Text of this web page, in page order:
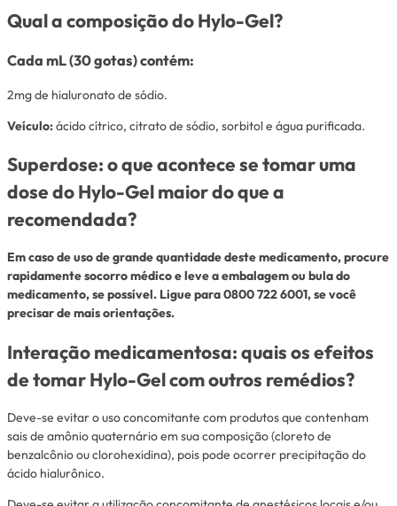
Qual a composição do Hylo-Gel?
Cada mL (30 gotas) contém:
2mg de hialuronato de sódio.
Veículo:ácido cítrico, citrato de sódio, sorbitol e água purificada.
Superdose: o que acontece se tomar uma
dose do Hylo-Gel maior do que a
recomendada?
Em caso de uso de grande quantidade deste medicamento, procure
rapidamente socorro médico e leve a embalagem ou bula do
medicamento, se possível. Ligue para 0800 722 6001, se você
precisar de mais orientações.
Interação medicamentosa: quais os efeitos
de tomar Hylo-Gel com outros remédios?
Deve-se evitar o uso concomitante com produtos que contenham
sais de amônio quaternário em sua composição (cloreto de
benzalcônio ou clorohexidina), pois pode ocorrer precipitação do
ácido hialurônico.